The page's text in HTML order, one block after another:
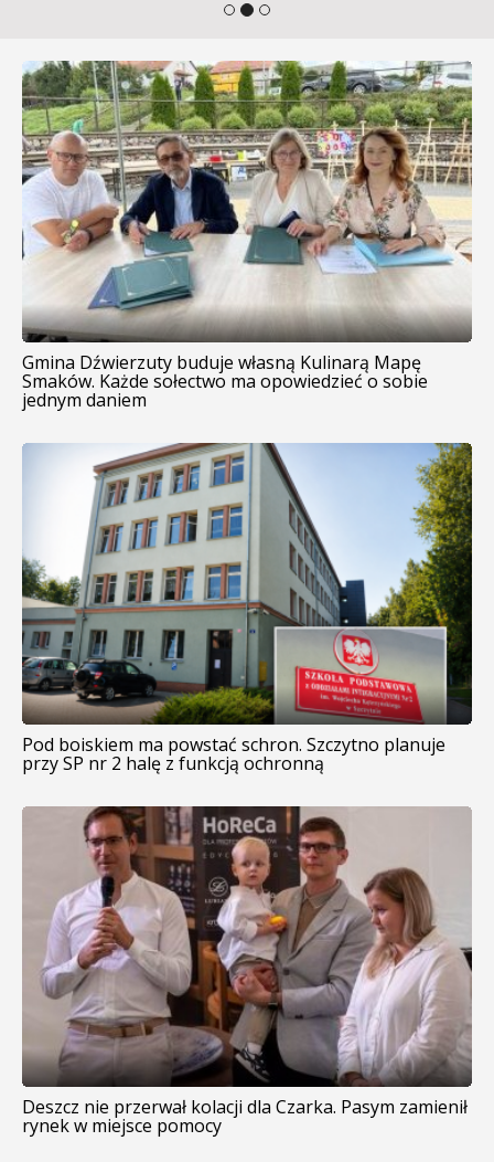
Gmina Dźwierzuty buduje własną Kulinarą Mapę
Smaków. Każde sołectwo ma opowiedzieć o sobie
jednym daniem
Pod boiskiem ma powstać schron. Szczytno planuje
przy SP nr 2 halę z funkcją ochronną
Deszcz nie przerwał kolacji dla Czarka. Pasym zamienił
rynek w miejsce pomocy